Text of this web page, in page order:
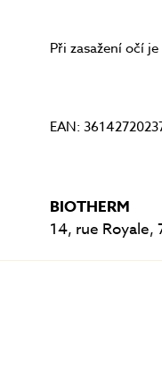
Při zasažení očí
EAN:
BIOTHERM
14, rue Royale,